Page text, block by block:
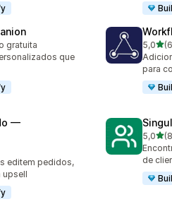
gratuita
que
5,0de
6
para
—
editem pedidos,
upsell
5,0de
8
de